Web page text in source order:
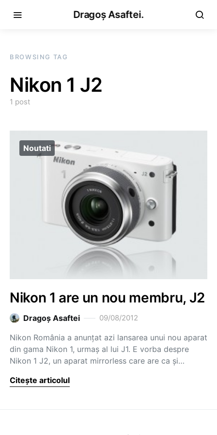
Dragoș Asaftei.
BROWSING TAG
Nikon 1 J2
1 post
Noutati
Nikon 1 are un nou membru, J2
Dragoş Asaftei 09/08/2012
Nikon România a anunțat azi lansarea unui nou aparat
din gama Nikon 1, urmaș al lui J1. E vorba despre
Nikon 1 J2, un aparat mirrorless care are ca și…
Citește articolul